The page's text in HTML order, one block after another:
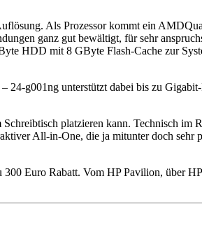
Als Prozessor kommt ein
ganz gut bewältigt, für sehr
HDD mit 8 GByte Flash-Cache zur
g001ng unterstützt dabei bis zu
platzieren kann. Technisch im
All-in-One, die ja mitunter doch sehr
300 Euro Rabatt. Vom HP Pavilion, über